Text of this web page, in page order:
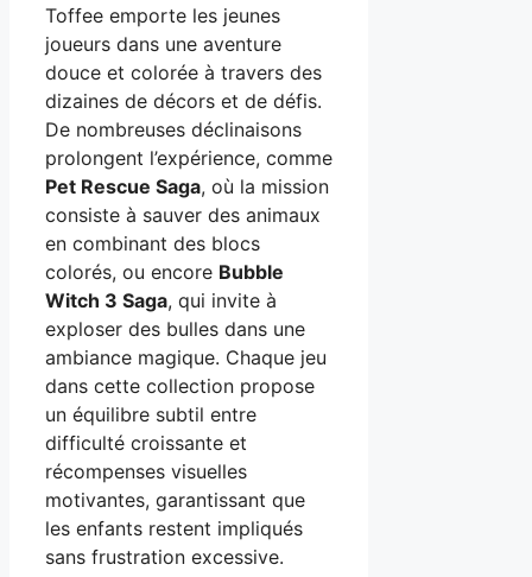
Toffee emporte les jeunes
joueurs dans une aventure
douce et colorée à travers des
dizaines de décors et de défis.
De nombreuses déclinaisons
prolongent l’expérience, comme
Pet Rescue Saga, où la mission
consiste à sauver des animaux
en combinant des blocs
colorés, ou encore Bubble
Witch 3 Saga, qui invite à
exploser des bulles dans une
ambiance magique. Chaque jeu
dans cette collection propose
un équilibre subtil entre
difficulté croissante et
récompenses visuelles
motivantes, garantissant que
les enfants restent impliqués
sans frustration excessive.